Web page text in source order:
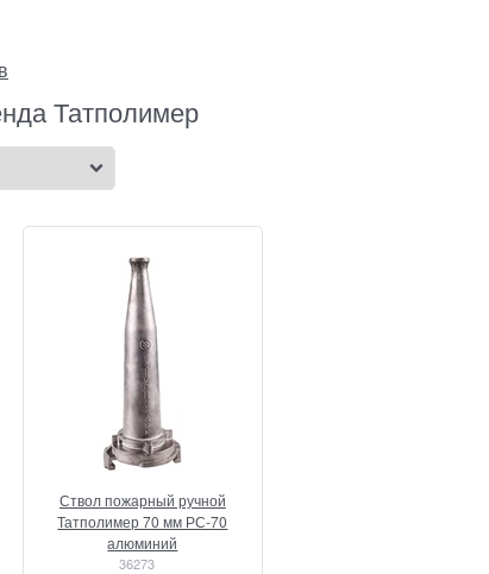
Татполимер
Ствол пожарный ручной
Татполимер 70 мм РС-70
алюминий
36273